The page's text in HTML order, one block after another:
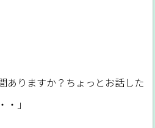
ありますか？ちょっとお話した
」